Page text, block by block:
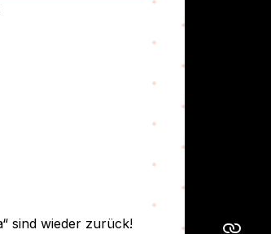
sind wieder zurück!